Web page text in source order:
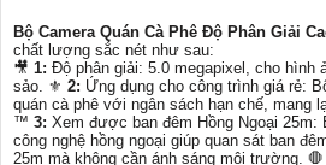
Bộ Camera Quán Cà Phê Độ Phân Giải
chất lượng sắc nét như sau:
🎥 1: Độ phân giải: 5.0 megapixel, cho hình
sảo. ⚜️ 2: Ứng dụng cho công trình giá rẻ:
quán cà phê với ngân sách hạn chế, mang
™️ 3: Xem được ban đêm Hồng Ngoại 25m:
công nghệ hồng ngoại giúp quan sát ban
25m mà không cần ánh sáng môi trường. 🛑